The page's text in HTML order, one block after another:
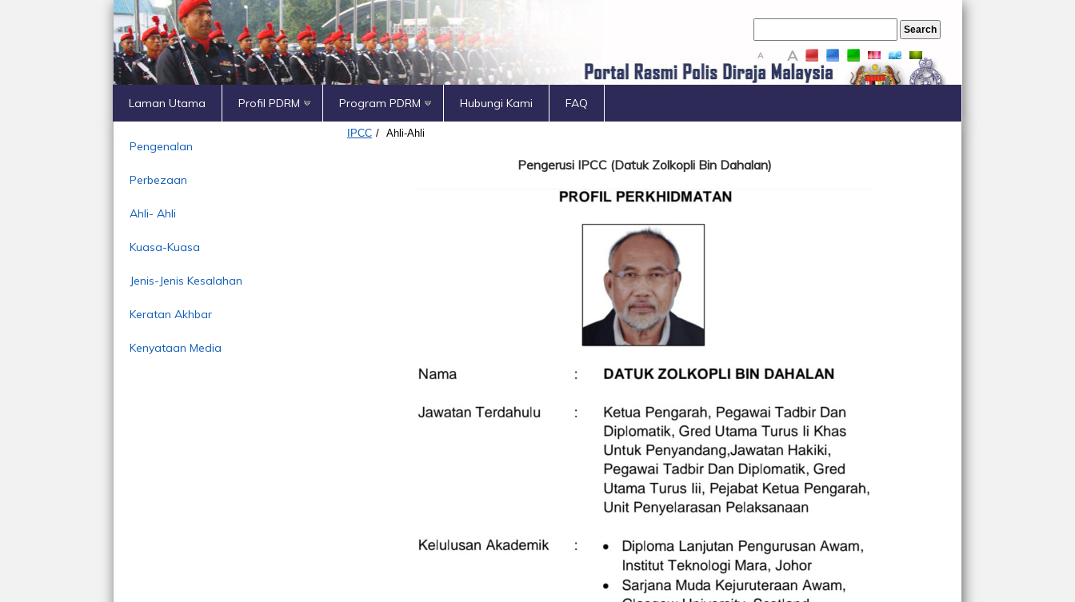
A A
Laman Utama Profil PDRM Program PDRM Hubungi Kami FAQ
Pengenalan
Perbezaan
Ahli- Ahli
Kuasa-Kuasa
Jenis-Jenis Kesalahan
Keratan Akhbar
Kenyataan Media
IPCC / Ahli-Ahli
Pengerusi IPCC (Datuk Zolkopli Bin Dahalan)